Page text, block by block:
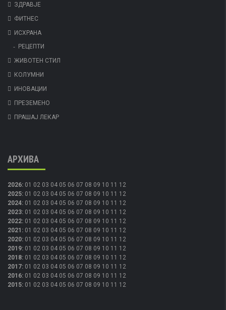
ЗДРАВЈЕ
ФИТНЕС
ИСХРАНА
РЕЦЕПТИ
ЖИВОТЕН СТИЛ
КОЛУМНИ
ИНОВАЦИИ
ПРЕЗЕМЕНО
ПРАШАЈ ЛЕКАР
АРХИВА
2026: 01 02 03 04 05 06 07 08 09 10 11 12
2025: 01 02 03 04 05 06 07 08 09 10 11 12
2024: 01 02 03 04 05 06 07 08 09 10 11 12
2023: 01 02 03 04 05 06 07 08 09 10 11 12
2022: 01 02 03 04 05 06 07 08 09 10 11 12
2021 : 01 02 03 04 05 06 07 08 09 10 11 12
2020: 01 02 03 04 05 06 07 08 09 10 11 12
2019: 01 02 03 04 05 06 07 08 09 10 11 12
2018: 01 02 03 04 05 06 07 08 09 10 11 12
2017: 01 02 03 04 05 06 07 08 09 10 11 12
2016: 01 02 03 04 05 06 07 08 09 10 11 12
2015: 01 02 03 04 05 06 07 08 09 10 11 12